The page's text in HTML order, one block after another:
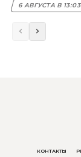
6 АВГУСТА В 13:03
КОНТАКТЫ